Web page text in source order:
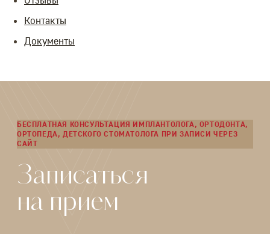
Контакты
Документы
БЕСПЛАТНАЯ КОНСУЛЬТАЦИЯ ИМПЛАНТОЛОГА, ОРТОДОНТА,
ОРТОПЕДА, ДЕТСКОГО СТОМАТОЛОГА ПРИ ЗАПИСИ ЧЕРЕЗ
САЙТ
Записаться
на прием